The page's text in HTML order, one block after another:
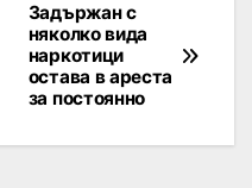
Задържан с
няколко вида
наркотици
остава в ареста
за постоянно